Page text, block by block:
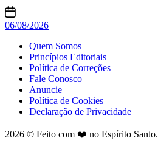
06/08/2026
Quem Somos
Princípios Editoriais
Política de Correções
Fale Conosco
Anuncie
Política de Cookies
Declaração de Privacidade
2026 © Feito com ❤️ no Espírito Santo.